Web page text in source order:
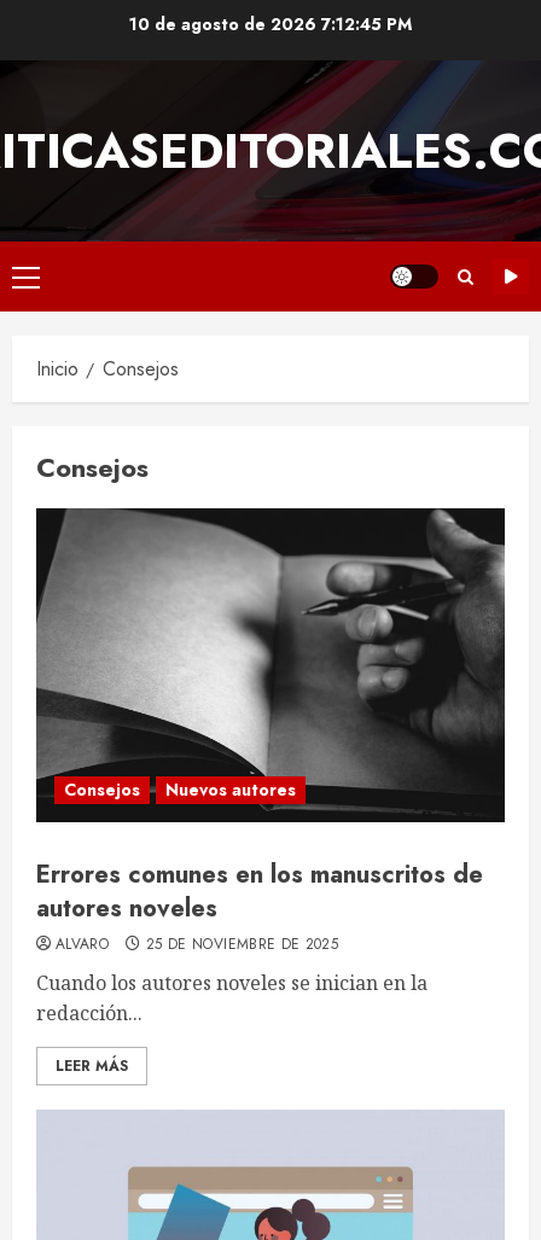
10 de agosto de 2026 7:12:45 PM
Menú
principal
Inicio Consejos
Consejos
Consejos Nuevos autores
Errores comunes en los manuscritos de
autores noveles
ALVARO 25 DE NOVIEMBRE DE 2025
Cuando los autores noveles se inician en la
redacción...
LEER MÁS